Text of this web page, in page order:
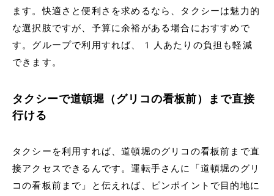
ます。快適さと便利さを求めるなら、タクシーは魅力的
な選択肢ですが、予算に余裕がある場合におすすめで
す。グループで利用すれば、1人あたりの負担も軽減
できます。
タクシーで道頓堀（グリコの看板前）まで直接
行ける
タクシーを利用すれば、道頓堀のグリコの看板前まで直
接アクセスできるんです。運転手さんに「道頓堀のグリ
コの看板前まで」と伝えれば、ピンポイントで目的地に